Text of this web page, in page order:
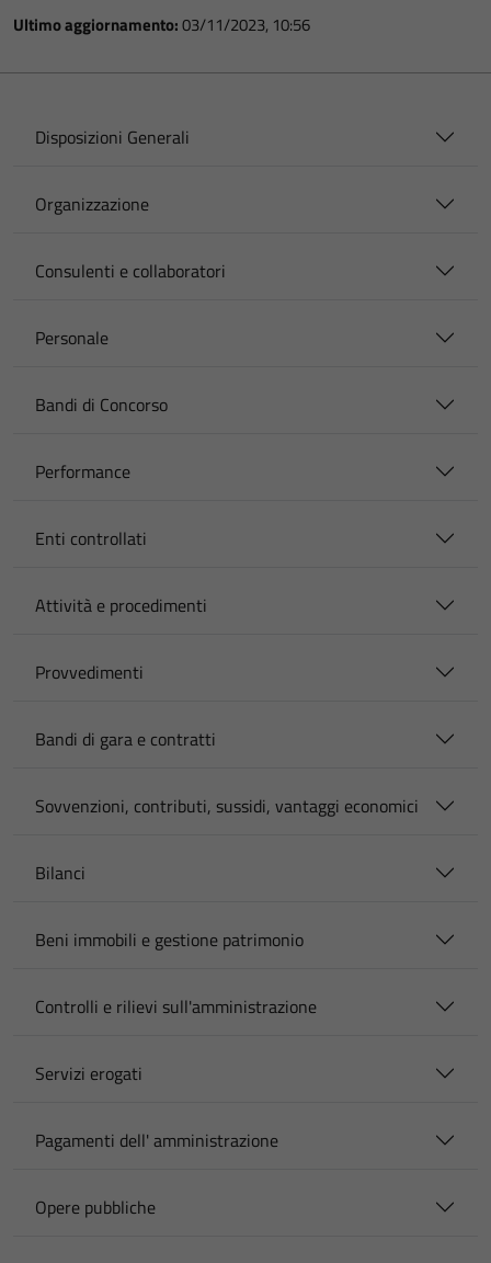
Ultimo aggiornamento:03/11/2023, 10:56
Disposizioni Generali
Organizzazione
Consulenti e collaboratori
Personale
Bandi di Concorso
Performance
Enti controllati
Attività e procedimenti
Provvedimenti
Bandi di gara e contratti
Sovvenzioni, contributi, sussidi, vantaggi economici
Bilanci
Beni immobili e gestione patrimonio
Controlli e rilievi sull'amministrazione
Servizi erogati
Pagamenti dell' amministrazione
Opere pubbliche